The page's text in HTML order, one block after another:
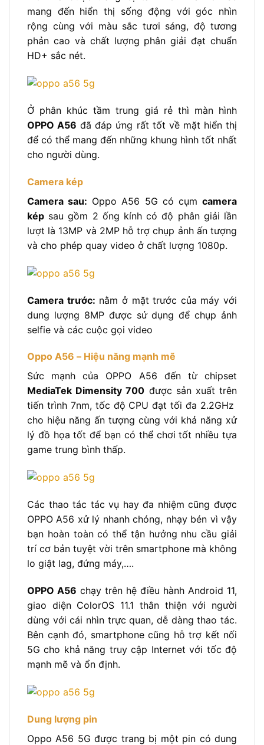
mang đến hiển thị sống động với góc nhìn
rộng cùng với màu sắc tươi sáng, độ tương
phản cao và chất lượng phân giải đạt chuẩn
HD+ sắc nét.
Ở phân khúc tầm trung giá rẻ thì màn hình
OPPO A56 đã đáp ứng rất tốt về mặt hiển thị
để có thể mang đến những khung hình tốt nhất
cho người dùng.
Camera kép
Camera sau: Oppo A56 5G có cụmcamera
kép sau gồm 2 ống kính có độ phân giải lần
lượt là 13MP và 2MP hỗ trợ chụp ảnh ấn tượng
và cho phép quay video ở chất lượng 1080p.
Camera trước: nằm ở mặt trước của máy với
dung lượng 8MP được sử dụng để chụp ảnh
selfie và các cuộc gọi video
Oppo A56 – Hiệu năng mạnh mẽ
Sức mạnh của OPPO A56 đến từ chipset
MediaTek Dimensity 700 được sản xuất trên
tiến trình 7nm, tốc độ CPU đạt tối đa 2.2GHz
cho hiệu năng ấn tượng cùng với khả năng xử
lý đồ họa tốt để bạn có thể chơi tốt nhiều tựa
game trung bình thấp.
Các thao tác tác vụ hay đa nhiệm cũng được
OPPO A56 xử lý nhanh chóng, nhạy bén vì vậy
bạn hoàn toàn có thể tận hưởng nhu cầu giải
trí cơ bản tuyệt vời trên smartphone mà không
lo giật lag, đứng máy,….
OPPO A56 chạy trên hệ điều hành Android 11,
giao diện ColorOS 11.1 thân thiện với người
dùng với cái nhìn trực quan, dễ dàng thao tác.
Bên cạnh đó, smartphone cũng hỗ trợ kết nối
5G cho khả năng truy cập Internet với tốc độ
mạnh mẽ và ổn định.
Dung lượng pin
Oppo A56 5G được trang bị một pin có dung